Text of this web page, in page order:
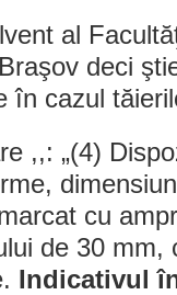
al
deci
în cazul
,,: „(4)
cu
de 30 mm,
Indicativul